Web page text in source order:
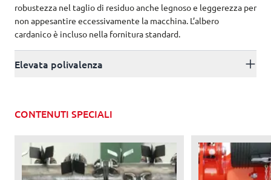
robustezza nel taglio di residuo anche legnoso e leggerezza per
non appesantire eccessivamente la macchina. L’albero
cardanico è incluso nella fornitura standard.
Elevata polivalenza
CONTENUTI SPECIALI